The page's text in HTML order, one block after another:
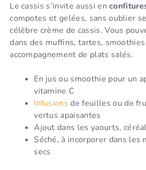
Le cassis s’invite aussi en
compotes et gelées, sans oublier
célèbre crème de cassis. Vous
dans des muffins, tartes,
accompagnement de plats salés.
En jus ou smoothie pour un
vitamine C
Infusions de feuilles ou de
vertus apaisantes
Ajout dans les yaourts,
Séché, à incorporer dans les
secs